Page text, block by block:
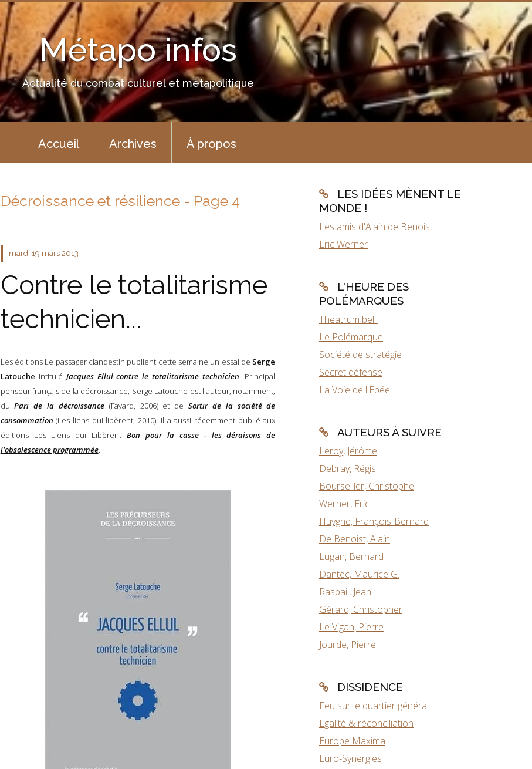
Métapo infos
Actualité du combat culturel et métapolitique
Accueil Archives À propos
Décroissance et résilience - Page 4
mardi 19 mars 2013
Contre le totalitarisme
technicien...
Les éditions Le passager clandestin publient cette semaine un essai de Serge
Latouche intitulé Jacques Ellul contre le totalitarisme technicien. Principal
penseur français de la décroissance, Serge Latouche est l'auteur, notamment,
duPari de la décroissance(Fayard, 2006) et de Sortir de la société de
consommation (Les liens qui libèrent, 2010). Il a aussi récemment publié aux
éditions Les Liens qui LibèrentBon pour la casse - les déraisons de
l'obsolescence programmée.
LES IDÉES MÈNENT LE
MONDE !
Les amis d'Alain de Benoist
Eric Werner
L'HEURE DES
POLÉMARQUES
Theatrum belli
Le Polémarque
Société de stratégie
Secret défense
La Voie de l'Epée
AUTEURS À SUIVRE
Leroy, Jérôme
Debray, Régis
Bourseiller, Christophe
Werner, Eric
Huyghe, François-Bernard
De Benoist, Alain
Lugan, Bernard
Dantec, Maurice G.
Raspail, Jean
Gérard, Christopher
Le Vigan, Pierre
Jourde, Pierre
DISSIDENCE
Feu sur le quartier général !
Egalité & réconciliation
Europe Maxima
Euro-Synergies